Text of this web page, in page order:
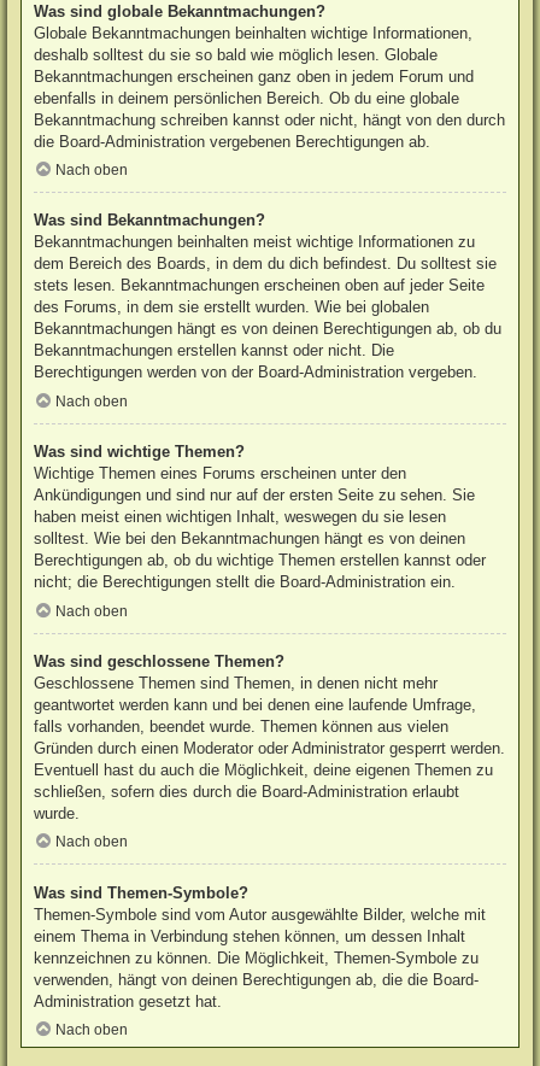
Was sind globale Bekanntmachungen?
Globale Bekanntmachungen beinhalten wichtige Informationen,
deshalb solltest du sie so bald wie möglich lesen. Globale
Bekanntmachungen erscheinen ganz oben in jedem Forum und
ebenfalls in deinem persönlichen Bereich. Ob du eine globale
Bekanntmachung schreiben kannst oder nicht, hängt von den durch
die Board-Administration vergebenen Berechtigungen ab.
Nach oben
Was sind Bekanntmachungen?
Bekanntmachungen beinhalten meist wichtige Informationen zu
dem Bereich des Boards, in dem du dich befindest. Du solltest sie
stets lesen. Bekanntmachungen erscheinen oben auf jeder Seite
des Forums, in dem sie erstellt wurden. Wie bei globalen
Bekanntmachungen hängt es von deinen Berechtigungen ab, ob du
Bekanntmachungen erstellen kannst oder nicht. Die
Berechtigungen werden von der Board-Administration vergeben.
Nach oben
Was sind wichtige Themen?
Wichtige Themen eines Forums erscheinen unter den
Ankündigungen und sind nur auf der ersten Seite zu sehen. Sie
haben meist einen wichtigen Inhalt, weswegen du sie lesen
solltest. Wie bei den Bekanntmachungen hängt es von deinen
Berechtigungen ab, ob du wichtige Themen erstellen kannst oder
nicht; die Berechtigungen stellt die Board-Administration ein.
Nach oben
Was sind geschlossene Themen?
Geschlossene Themen sind Themen, in denen nicht mehr
geantwortet werden kann und bei denen eine laufende Umfrage,
falls vorhanden, beendet wurde. Themen können aus vielen
Gründen durch einen Moderator oder Administrator gesperrt werden.
Eventuell hast du auch die Möglichkeit, deine eigenen Themen zu
schließen, sofern dies durch die Board-Administration erlaubt
wurde.
Nach oben
Was sind Themen-Symbole?
Themen-Symbole sind vom Autor ausgewählte Bilder, welche mit
einem Thema in Verbindung stehen können, um dessen Inhalt
kennzeichnen zu können. Die Möglichkeit, Themen-Symbole zu
verwenden, hängt von deinen Berechtigungen ab, die die Board-
Administration gesetzt hat.
Nach oben